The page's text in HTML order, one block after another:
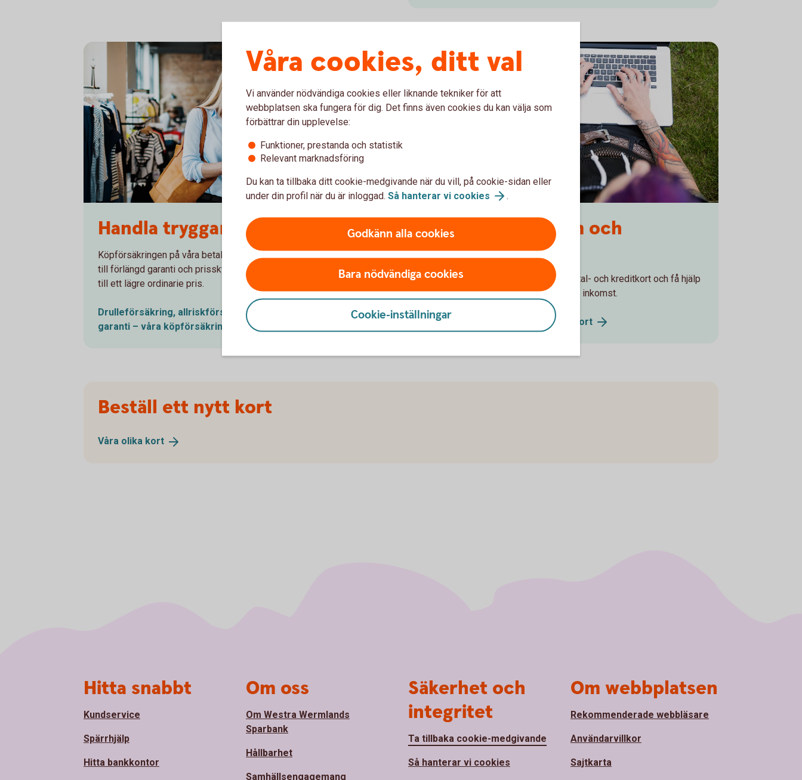
Handla tryggare med ditt kort
Köpförsäkringen på våra betal- och kreditkort kan ge dig möjlighet
till förlängd garanti och prisskyddsgaranti om du hittar samma vara
till ett lägre ordinarie pris.
Drulleförsäkring, allriskförsäkring, prisgaranti och förlängd
garanti – våra köpförsäkringar
Skydd vid sjukdom och
arbetslöshet
Ansök om betalningsskydd på ditt betal- och kreditkort och få hjälp
med fakturan om du plötsligt står utan inkomst.
Betalningsskydd betal- och kreditkort
Beställ ett nytt kort
Våra olika kort
Våra cookies, ditt val
Vi använder nödvändiga cookies eller liknande tekniker för att
webbplatsen ska fungera för dig. Det finns även cookies du kan välja som
förbättrar din upplevelse:
Funktioner, prestanda och statistik
Relevant marknadsföring
Du kan ta tillbaka ditt cookie-medgivande när du vill, på cookie-sidan eller
under din profil när du är inloggad. Så hanterar vi cookies .
Godkänn alla cookies
Bara nödvändiga cookies
Cookie-inställningar
Hitta snabbt
Kundservice
Spärrhjälp
Hitta bankkontor
Om oss
Om Westra Wermlands
Sparbank
Hållbarhet
Samhällsengagemang
Säkerhet och
integritet
Ta tillbaka cookie-medgivande
Så hanterar vi cookies
Om webbplatsen
Rekommenderade webbläsare
Användarvillkor
Sajtkarta